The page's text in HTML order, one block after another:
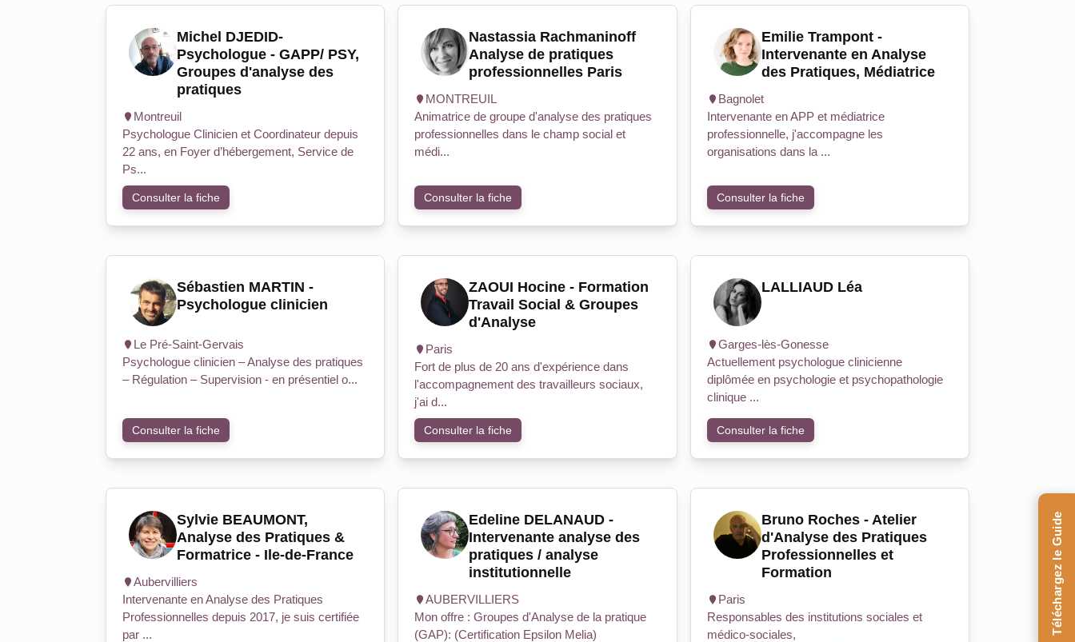
Michel DJEDID-
Psychologue - GAPP/ PSY,
Groupes d'analyse des
pratiques
Montreuil
Psychologue Clinicien et Coordinateur depuis
22 ans, en Foyer d’hébergement, Service de
Ps...
Consulter la fiche
Nastassia Rachmaninoff
Analyse de pratiques
professionnelles Paris
MONTREUIL
Animatrice de groupe d'analyse des pratiques
professionnelles dans le champ social et
médi...
Consulter la fiche
Emilie Trampont -
Intervenante en Analyse
des Pratiques, Médiatrice
Bagnolet
Intervenante en APP et médiatrice
professionnelle, j'accompagne les
organisations dans la ...
Consulter la fiche
Sébastien MARTIN -
Psychologue clinicien
Le Pré-Saint-Gervais
Psychologue clinicien – Analyse des pratiques
– Régulation – Supervision - en présentiel o...
Consulter la fiche
ZAOUI Hocine - Formation
Travail Social & Groupes
d'Analyse
Paris
Fort de plus de 20 ans d'expérience dans
l'accompagnement des travailleurs sociaux,
j'ai d...
Consulter la fiche
LALLIAUD Léa
Garges-lès-Gonesse
Actuellement psychologue clinicienne
diplômée en psychologie et psychopathologie
clinique ...
Consulter la fiche
Sylvie BEAUMONT,
Analyse des Pratiques &
Formatrice - Ile-de-France
Aubervilliers
Intervenante en Analyse des Pratiques
Professionnelles depuis 2017, je suis certifiée
par ...
Edeline DELANAUD -
Intervenante analyse des
pratiques / analyse
institutionnelle
AUBERVILLIERS
Mon offre : Groupes d'Analyse de la pratique
(GAP): (Certification Epsilon Melia)
Bruno Roches - Atelier
d'Analyse des Pratiques
Professionnelles et
Formation
Paris
Responsables des institutions sociales et
médico-sociales,
Téléchargez le Guide